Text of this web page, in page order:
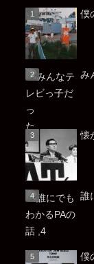
僕
懐
誰
僕